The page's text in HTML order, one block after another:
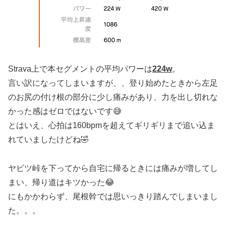
Strava上で本セグメントの平均パワーは224w。
言い訳になってしまいますが、、登り始めたときから左足
のお尻の付け根の部分に少し痛みがあり、力を出し切れな
かった感はゼロではないです😅
とはいえ、心拍は160bpmを超えてギリギリまで追い込ま
れていましたけどね🤣
ヤビツ峠を下ってから自宅に帰るときには痛みが増してし
まい、帰り道はキツかった😂
にもかかわらず、尾根幹では思いっきり踏んでしまいまし
た。。。